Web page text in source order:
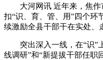
大河网讯 近年来，焦
扣“识、育、管、用”四个环
续激励全县干部干在实处、
突出深入一线，在“识”
线调研”和“新提拔干部任职